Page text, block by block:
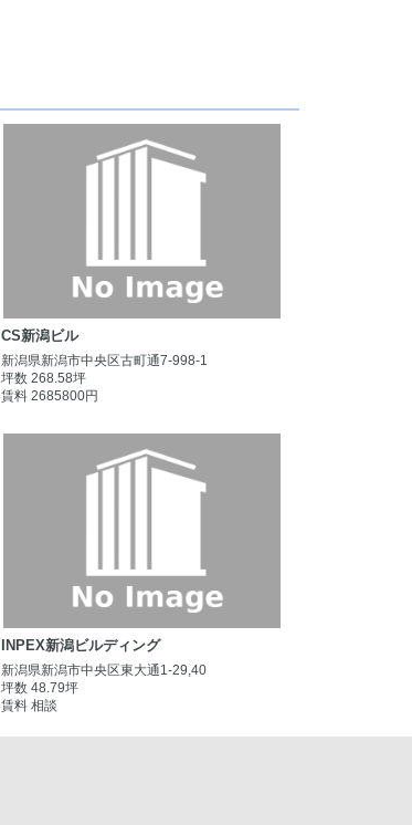
CS新潟ビル
新潟県新潟市中央区古町通7-998-1
坪数 268.58坪
賃料 2685800円
INPEX新潟ビルディング
新潟県新潟市中央区東大通1-29,40
坪数 48.79坪
賃料 相談